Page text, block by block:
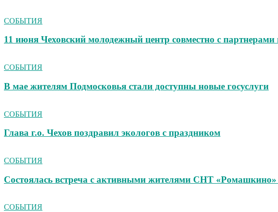
СОБЫТИЯ
11 июня Чеховский молодежный центр совместно с
СОБЫТИЯ
В мае жителям Подмосковья стали доступны новые госуслуги
СОБЫТИЯ
Глава г.о. Чехов поздравил экологов с праздником
СОБЫТИЯ
Состоялась встреча с активными жителями СНТ
СОБЫТИЯ